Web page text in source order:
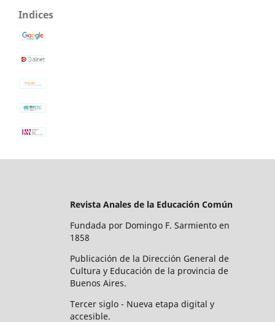
Indices
Revista Anales de la Educación Común
Fundada por Domingo F. Sarmiento en
1858
Publicación de la Dirección General de
Cultura y Educación de la provincia de
Buenos Aires.
Tercer siglo - Nueva etapa digital y
accesible.